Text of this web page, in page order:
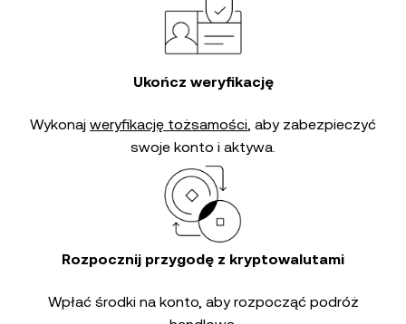
Ukończ weryfikację
Wykonaj weryfikację tożsamości, aby zabezpieczyć
swoje konto i aktywa.
Rozpocznij przygodę z kryptowalutami
Wpłać środki na konto, aby rozpocząć podróż